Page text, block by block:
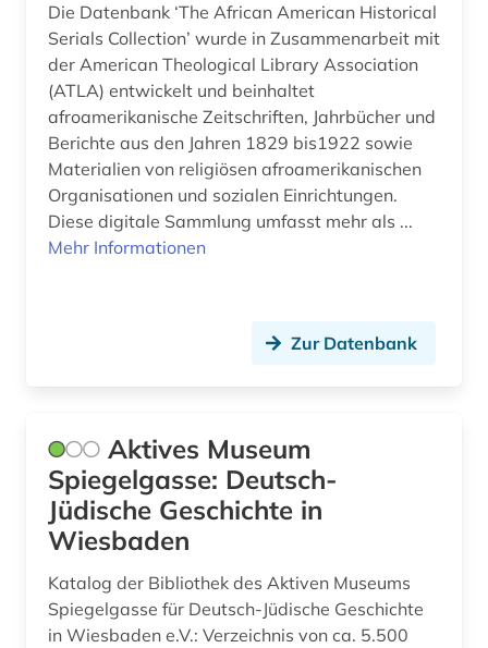
europäische geistesgeschichte (1)
europäische geschichte (2)
europäische kultur (1)
evangelien (1)
braunschweig (1)
evangelische geistliche (1)
evangelische kirche (7)
Die Datenbank ‘The African American Historical
Serials Collection’ wurde in Zusammenarbeit mit
der American Theological Library Association
(ATLA) entwickelt und beinhaltet
afroamerikanische Zeitschriften, Jahrbücher und
Berichte aus den Jahren 1829 bis1922 sowie
Materialien von religiösen afroamerikanischen
Organisationen und sozialen Einrichtungen.
Diese digitale Sammlung umfasst mehr als ...
Mehr Informationen
Zur Datenbank
Aktives Museum
Spiegelgasse: Deutsch-
Jüdische Geschichte in
Wiesbaden
Katalog der Bibliothek des Aktiven Museums
Spiegelgasse für Deutsch-Jüdische Geschichte
in Wiesbaden e.V.: Verzeichnis von ca. 5.500